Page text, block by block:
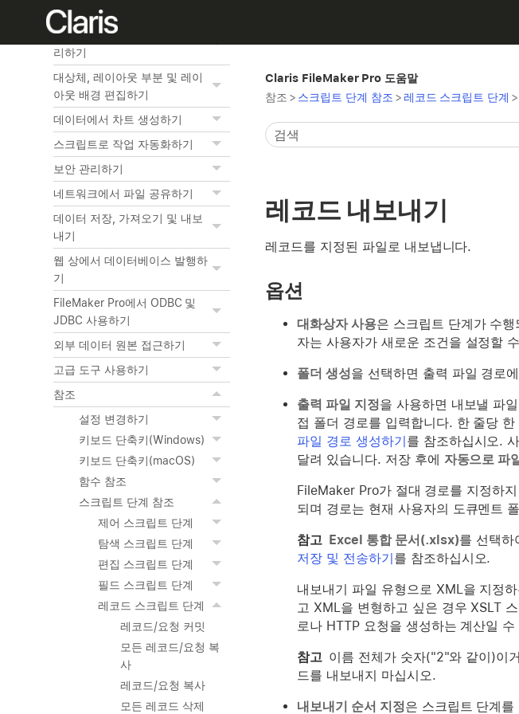
관련 테이블 작업하기
레이아웃과 리포트 생성 및 관
리하기
대상체, 레이아웃 부분 및 레이
아웃 배경 편집하기
데이터에서 차트 생성하기
스크립트로 작업 자동화하기
보안 관리하기
네트워크에서 파일 공유하기
데이터 저장, 가져오기 및 내보
내기
웹 상에서 데이터베이스 발행하
기
FileMaker Pro에서 ODBC 및
JDBC 사용하기
외부 데이터 원본 접근하기
고급 도구 사용하기
참조
설정 변경하기
키보드 단축키(Windows)
키보드 단축키(macOS)
함수 참조
스크립트 단계 참조
제어 스크립트 단계
탐색 스크립트 단계
편집 스크립트 단계
필드 스크립트 단계
레코드 스크립트 단계
레코드/요청 커밋
모든 레코드/요청 복
사
레코드/요청 복사
모든 레코드 삭제
Claris FileMaker Pro 도움말
참조 > 스크립트 단계 참조 >레코드 스크립트 단계 >
레코드 내보내기
레코드를 지정된 파일로 내보냅니다.
옵션
대화상자 사용은 스크립트 단계가 수
자는 사용자가 새로운 조건을 설정할
폴더 생성을 선택하면 출력 파일 경로
출력 파일 지정을 사용하면 내보낼 파
접 폴더 경로를 입력합니다. 한 줄당
파일 경로 생성하기를 참조하십시오.
달려 있습니다. 저장 후에 자동으로 파
FileMaker Pro가 절대 경로를 지정하
되며 경로는 현재 사용자의 도큐멘트
참고 Excel 통합 문서(.xlsx)를 선택
저장 및 전송하기를 참조하십시오.
내보내기 파일 유형으로 XML을 지정
고 XML을 변형하고 싶은 경우 XSLT
로나 HTTP 요청을 생성하는 계산일 수
참고 이름 전체가 숫자("2"와 같이)이
드를 내보내지 마십시오.
내보내기 순서 지정은 스크립트 단계